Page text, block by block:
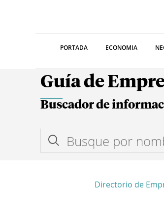
PORTADA ECONOMIA
Guía de
Buscador de
Directorio de